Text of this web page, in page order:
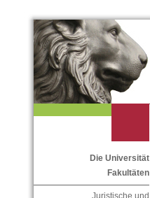
Die Universität
Fakultäten